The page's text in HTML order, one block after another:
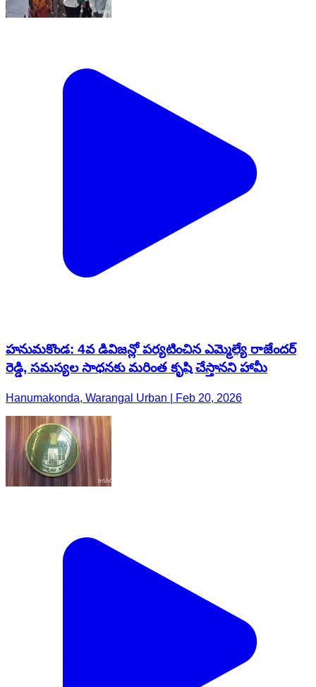
హనుమకొండ: 4వ డివిజన్లో పర్యటించిన ఎమ్మెల్యే రాజేందర్
రెడ్డి, సమస్యల సాధనకు మరింత కృషి చేస్తానని హామీ
Hanumakonda, Warangal Urban | Feb 20, 2026